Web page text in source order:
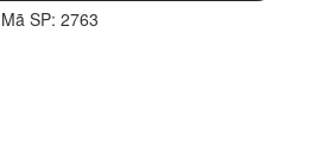
Mã SP: 2763